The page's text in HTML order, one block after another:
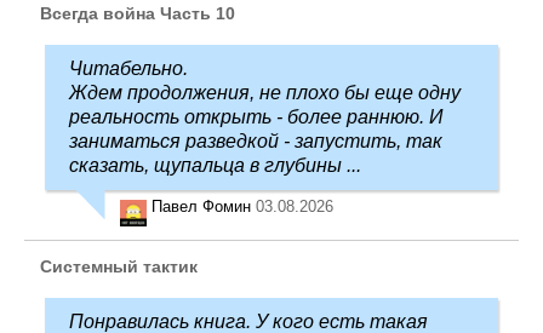
Всегда война Часть 10
Читабельно.
Ждем продолжения, не плохо бы еще одну
реальность открыть - более раннюю. И
заниматься разведкой - запустить, так
сказать, щупальца в глубины ...
Павел Фомин 03.08.2026
Системный тактик
Понравилась книга. У кого есть такая